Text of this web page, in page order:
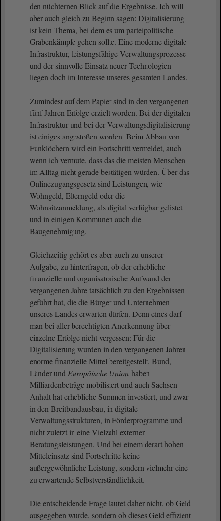
den nüchternen Blick auf die Ergebnisse. Ich will
aber auch gleich zu Beginn sagen: Digitalisierung
ist kein Thema, bei dem es um parteipolitische
Grabenkämpfe gehen sollte. Eine moderne digitale
Infrastruktur, leistungsfähige Verwaltungsprozesse
und der sinnvolle Einsatz neuer Technologien
liegen doch im Interesse unseres gesamten Landes.
Zumindest auf dem Papier sind in den vergangenen
fünf Jahren Erfolge erzielt worden. Bei der digitalen
Infrastruktur und bei der Verwaltungsdigitalisierung
ist einiges angestoßen worden. Beim Abbau von
Funklöchern wird ein Fortschritt vermeldet, auch
wenn ich vermute, dass das die meisten Menschen
im Alltag nicht gerade bestätigen würden. Über das
Onlinezugangsgesetz sind Leistungen, wie
Wohngeld, Elterngeld oder die
Wohnsitzanmeldung, als digital verfügbar gelistet
und in einigen Kommunen auch die
Baugenehmigung.
Gleichzeitig gehört es aber auch zu unserer
Aufgabe, zu hinterfragen, ob der erhebliche
finanzielle und organisatorische Aufwand der
vergangenen Jahre tatsächlich zu den Ergebnissen
geführt hat, die die Bürger und Unternehmen
unseres Landes erwarten dürfen. Denn eines darf
man bei aller berechtigten Anerkennung über
einzelne Erfolge nicht vergessen: Für die
Digitalisierung wurden in den vergangenen Jahren
enorme finanzielle Mittel bereitgestellt. Bund,
Länder und Europäische Union haben
Milliardenbeträge mobilisiert und auch Sachsen-
Anhalt hat erhebliche Summen investiert, und zwar
in den Breitbandausbau, in digitale
Verwaltungsstrukturen, in Förderprogramme und
nicht zuletzt in eine Vielzahl externer
Beratungsleistungen. Und bei einem derart hohen
Mitteleinsatz sind Fortschritte keine
außergewöhnliche Leistung, sondern vielmehr eine
zu erwartende Selbstverständlichkeit.
Die entscheidende Frage lautet daher nicht, ob Geld
ausgegeben wurde, sondern ob dieses Geld effizient